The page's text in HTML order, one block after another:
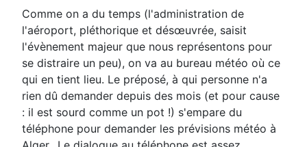
Comme on a du temps (l'administration de
l'aéroport, pléthorique et désœuvrée, saisit
l'évènement majeur que nous représentons pour
se distraire un peu), on va au bureau météo où ce
qui en tient lieu. Le préposé, à qui personne n'a
rien dû demander depuis des mois (et pour cause
: il est sourd comme un pot !) s'empare du
téléphone pour demander les prévisions météo à